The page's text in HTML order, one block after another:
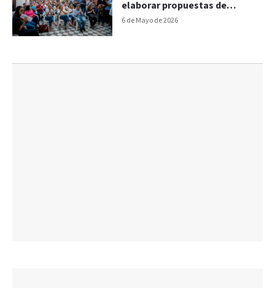
6 de Mayo de 2026
elaborar propuestas de
gobierno